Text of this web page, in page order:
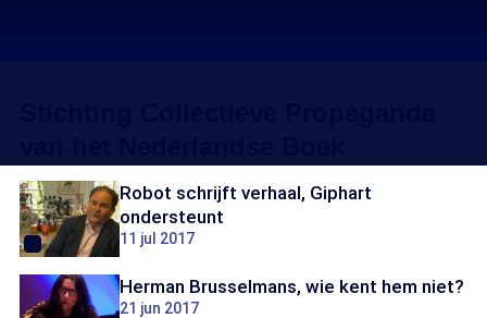
Robot schrijft verhaal, Giphart
ondersteunt
11 jul 2017
Herman Brusselmans, wie kent hem niet?
21 jun 2017